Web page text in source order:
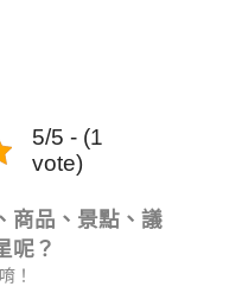
5/5 - (1
vote)
商品、景點、議
呢？
！